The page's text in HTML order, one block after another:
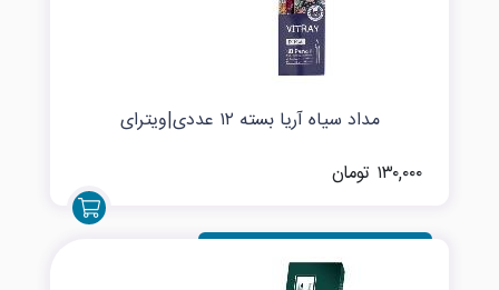
مداد سیاه آریا بسته ۱۲ عددی|ویترای
۱۳۰,۰۰۰ تومان